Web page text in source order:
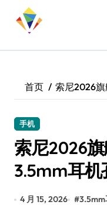
首页 索尼2026
手机
索尼2026旗
3.5mm耳机
4 月 15, 2026 #3.5mm